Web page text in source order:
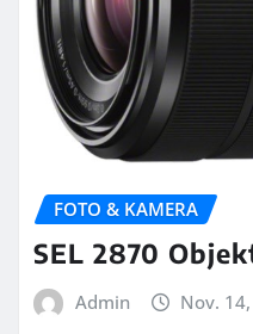
FOTO & KAMERA
SEL 2870
Admin Nov.